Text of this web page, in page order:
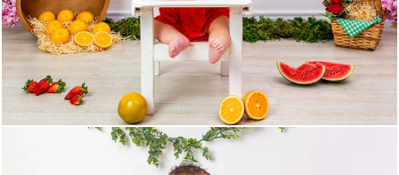
364 0